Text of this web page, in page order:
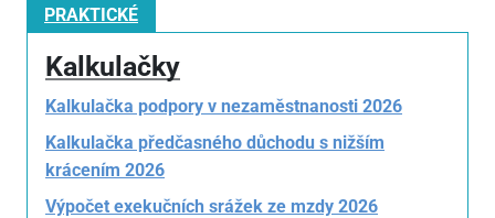
PRAKTICKÉ
Kalkulačky
Kalkulačka podpory v nezaměstnanosti 2026
Kalkulačka předčasného důchodu s nižším
krácením 2026
Výpočet exekučních srážek ze mzdy 2026